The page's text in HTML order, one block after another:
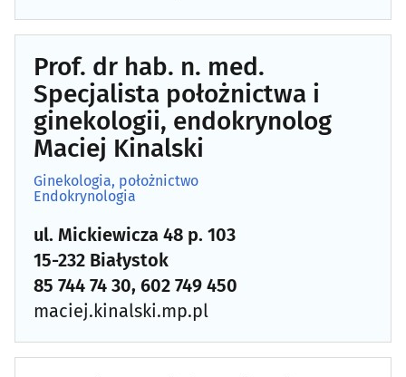
Prof. dr hab. n. med.
Specjalista położnictwa i
ginekologii, endokrynolog
Maciej Kinalski
Ginekologia, położnictwo
Endokrynologia
ul. Mickiewicza 48 p. 103
15-232 Białystok
85 744 74 30, 602 749 450
maciej.kinalski.mp.pl